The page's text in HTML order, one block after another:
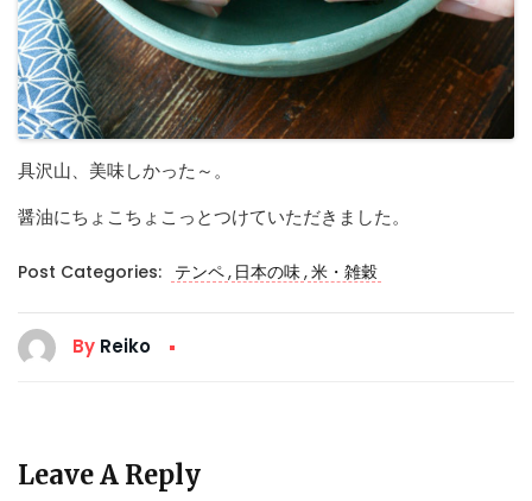
具沢山、美味しかった～。
醤油にちょこちょこっとつけていただきました。
Post Categories: テンペ, 日本の味,米・雑穀
By Reiko
Leave A Reply